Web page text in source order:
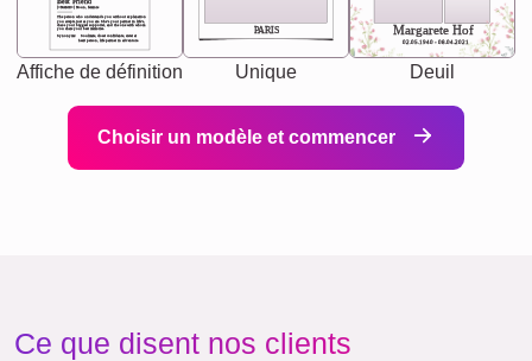
Best Friend
[<NAME>] Noun, feminie
Synonyms: Soulmate, closet confidante, sister at
heart person, life partner in adventure.
The person who understands you without explanation
you accepts just as you are. She's your partner in life's,
chaos your biggest supporter, and the one with whom
you share your best memories.
Affiche de définition
PARIS
Unique
Margarete Hof
02.05.1940 - 08.04.2021
Deuil
Choisir un modèle et commencer
Ce que disent nos clients